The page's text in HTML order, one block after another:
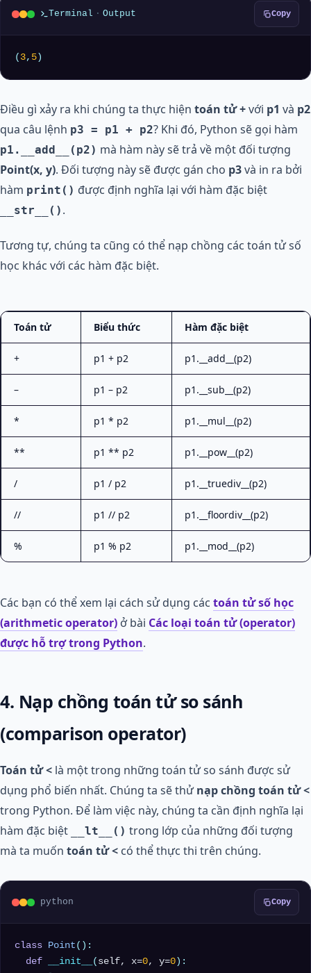
Terminal · Output Copy
( 3, 5 )
Điều gì xảy ra khi chúng ta thực hiện toán tử +với p1 và p2
qua câu lệnh p3 = p1 + p2? Khi đó, Python sẽ gọi hàm
p1.__add__(p2) mà hàm này sẽ trả về một đối tượng
Point(x, y). Đối tượng này sẽ được gán cho p3và in ra bởi
hàm print() được định nghĩa lại với hàm đặc biệt
__str__() .
Tương tự, chúng ta cũng có thể nạp chồng các toán tử số
học khác với các hàm đặc biệt.
Toán tử Biểu thức Hàm đặc biệt
+ p1 + p2 p1.__add__(p2)
– p1 – p2 p1.__sub__(p2)
* p1 * p2 p1.__mul__(p2)
** p1 ** p2 p1.__pow__(p2)
/ p1 / p2 p1.__truediv__(p2)
// p1 // p2 p1.__floordiv__(p2)
% p1 % p2 p1.__mod__(p2)
Các bạn có thể xem lại cách sử dụng các toán tử số học
(arithmetic operator) ở bài Các loại toán tử (operator)
được hỗ trợ trong Python.
4. Nạp chồng toán tử so sánh
(comparison operator)
Toán tử < là một trong những toán tử so sánh được sử
dụng phổ biến nhất. Chúng ta sẽ thửnạp chồng toán tử <
trong Python. Để làm việc này, chúng ta cần định nghĩa lại
hàm đặc biệt
__lt__() trong lớp của những đối tượng
mà ta muốn toán tử < có thể thực thi trên chúng.
python Copy
class Point ():
def
__init__ ( self, x=0, y=0 ):